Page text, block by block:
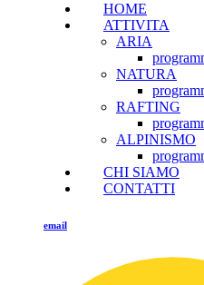
HOME
ATTIVITA
ARIA
NATURA
RAFTING
ALPINISMO
CHI SIAMO
CONTATTI
email